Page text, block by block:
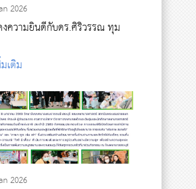
2026
ความยินดีกับดร.ศิริวรรณ ทุม
เติม
2026